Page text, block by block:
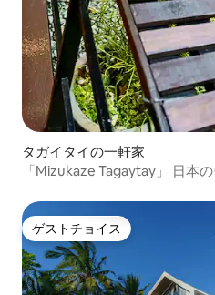
タガイタイの一軒家
「Mizukaze Tagaytay」 日本
ゲストチョイス
ゲストチョイス